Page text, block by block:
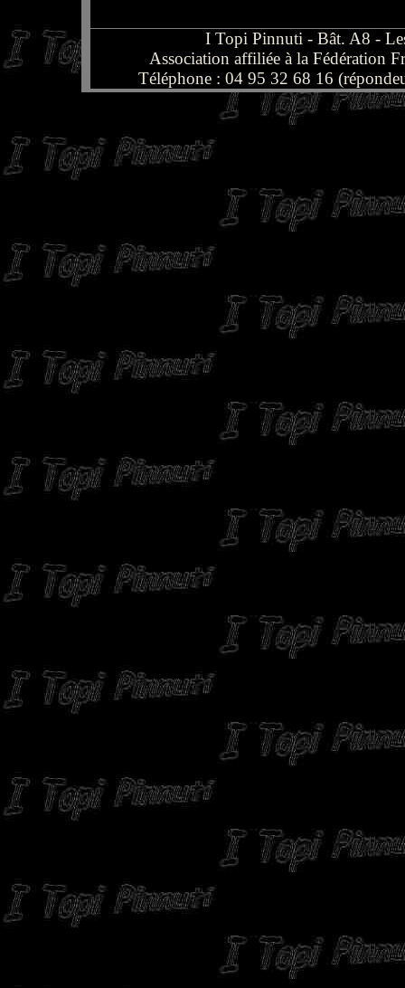
I Topi Pinnuti - Bât. A8 -
Association affiliée à la Fédération
Téléphone : 04 95 32 68 16